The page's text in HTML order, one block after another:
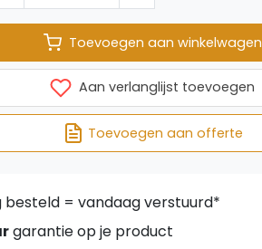
Toevoegen aan winkelwagen
Aan verlanglijst toevoegen
Toevoegen aan offerte
besteld = vandaag verstuurd*
garantie op je product